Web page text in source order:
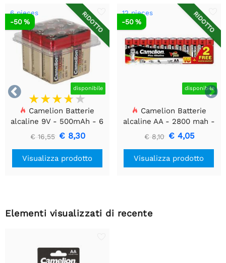


RIDOTTO
6 pieces
disponibile
-50 %
Camelion Batterie
alcaline 9V - 500mAh - 6
pz
€ 16,55 € 8,30
Visualizza prodotto
RIDOTTO
12 pieces
disponibile
-50 %
Camelion Batterie
alcaline AA - 2800 mah -
12 pz
€ 8,10 € 4,05
Visualizza prodotto
Elementi visualizzati di recente